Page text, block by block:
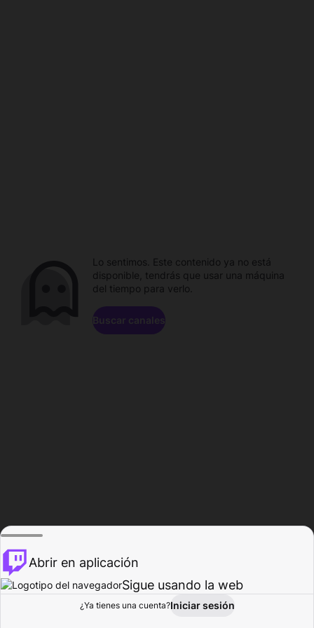
Explorar Actividad
Lo sentimos. Este contenido ya no está
disponible, tendrás que usar una máquina
del tiempo para verlo.
Buscar canales
Abrir en aplicación
Sigue usando la web
¿Ya tienes una cuenta?Iniciar sesión